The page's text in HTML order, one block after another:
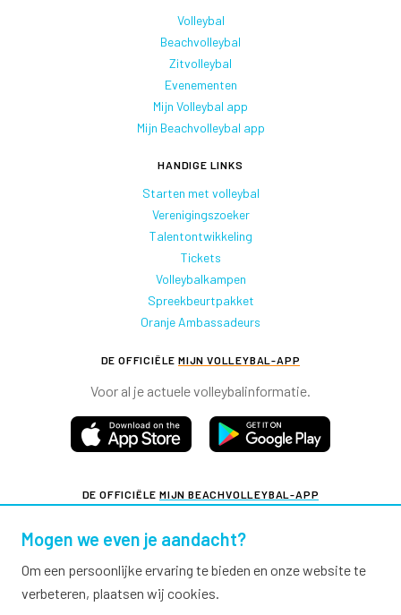
Volleybal
Beachvolleybal
Zitvolleybal
Evenementen
Mijn Volleybal app
Mijn Beachvolleybal app
HANDIGE LINKS
Starten met volleybal
Verenigingszoeker
Talentontwikkeling
Tickets
Volleybalkampen
Spreekbeurtpakket
Oranje Ambassadeurs
DE OFFICIËLE MIJN VOLLEYBAL-APP
Voor al je actuele volleybalinformatie.
DE OFFICIËLE MIJN BEACHVOLLEYBAL-APP
Mogen we even je aandacht?
Om een persoonlijke ervaring te bieden en onze website te
verbeteren, plaatsen wij cookies.